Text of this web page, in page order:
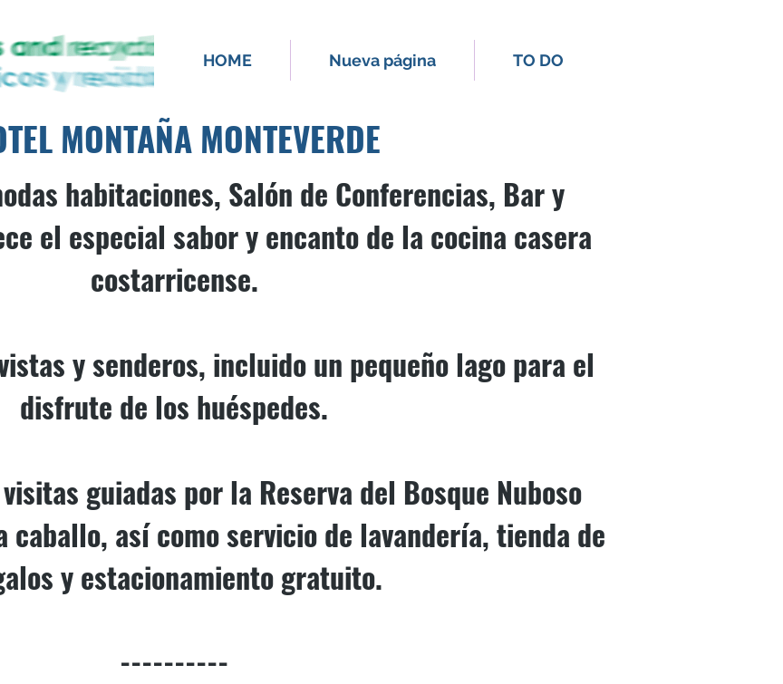
HOME Nueva página TO DO
MONTAÑA MONTEVERDE
habitaciones, Salón de Conferencias, Bar y
el especial sabor y encanto de la cocina casera
costarricense.
y senderos, incluido un pequeño lago para el
disfrute de los huéspedes.
guiadas por la Reserva del Bosque Nuboso
caballo, así como servicio de lavandería, tienda de
y estacionamiento gratuito.
----------